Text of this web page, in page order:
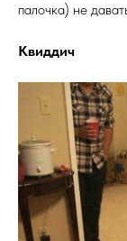
палочка) не
Квиддич